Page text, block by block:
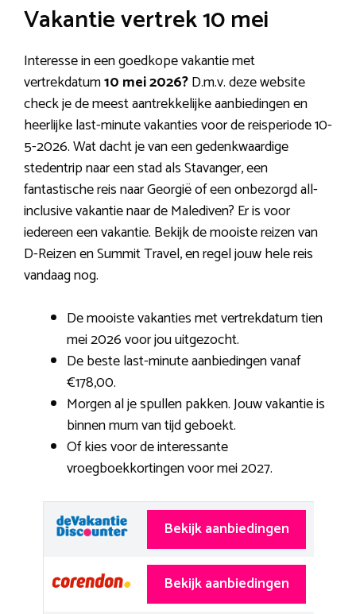
Vakantie vertrek 10 mei
Interesse in een goedkope vakantie met
vertrekdatum10 mei 2026?D.m.v. deze website
check je de meest aantrekkelijke aanbiedingen en
heerlijke last-minute vakanties voor de reisperiode 10-
5-2026. Wat dacht je van een gedenkwaardige
stedentrip naar een stad als Stavanger, een
fantastische reis naar Georgië of een onbezorgd all-
inclusive vakantie naar de Malediven? Er is voor
iedereen een vakantie. Bekijk de mooiste reizen van
D-Reizen en Summit Travel, en regel jouw hele reis
vandaag nog.
De mooiste vakanties met vertrekdatum tien
mei 2026 voor jou uitgezocht.
De beste last-minute aanbiedingen vanaf
€178,00.
Morgen al je spullen pakken. Jouw vakantie is
binnen mum van tijd geboekt.
Of kies voor de interessante
vroegboekkortingen voor mei 2027.
Bekijk aanbiedingen
Bekijk aanbiedingen